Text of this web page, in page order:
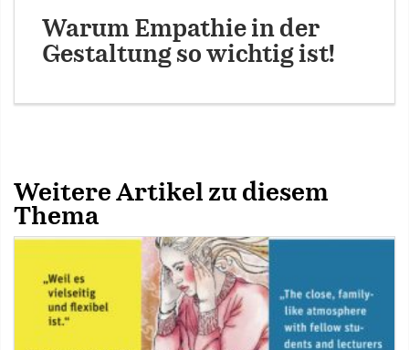
Warum Empathie in der
Gestaltung so wichtig ist!
Weitere Artikel zu diesem
Thema